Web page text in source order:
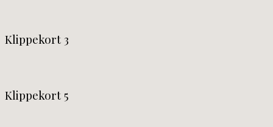
Klippekort 3
Klippekort 5